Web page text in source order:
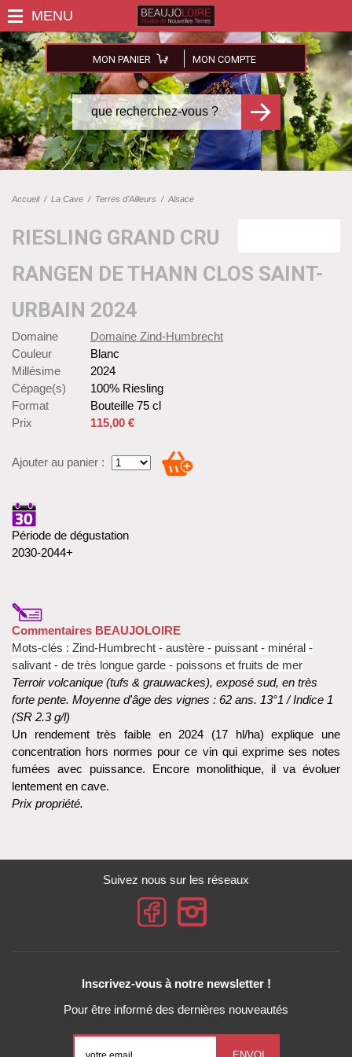
MON PANIER MON COMPTE
Accueil/ La Cave / Terres d'Ailleurs / Alsace
RIESLING GRAND CRU
RANGEN DE THANN CLOS SAINT-
URBAIN 2024
Domaine
Domaine Zind-Humbrecht
Couleur
Blanc
Millésime
2024
Cépage(s)
100% Riesling
Format
Bouteille 75 cl
Prix
115,00 €
Ajouter au panier :
Période de dégustation
2030-2044+
Commentaires BEAUJOLOIRE
Mots-clés : Zind-Humbrecht - austère - puissant - minéral -
salivant - de très longue garde - poissons et fruits de mer
Terroir volcanique (tufs & grauwackes), exposé sud, en très
forte pente. Moyenne d'âge des vignes : 62 ans. 13°1 / Indice 1
(SR 2.3 g/l)
Un rendement très faible en 2024 (17 hl/ha) explique une
concentration hors normes pour ce vin qui exprime ses notes
fumées avec puissance. Encore monolithique, il va évoluer
lentement en cave.
Prix propriété.
Suivez nous sur les réseaux
Inscrivez-vous à notre newsletter !
Pour être informé des dernières nouveautés